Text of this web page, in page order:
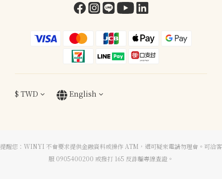
$ TWD English
提醒您：WINYI 不會要求提供金融資料或操作 ATM，遇可疑來電請勿理會。可洽客
服 0905400200 或撥打 165 反詐騙專線查證。